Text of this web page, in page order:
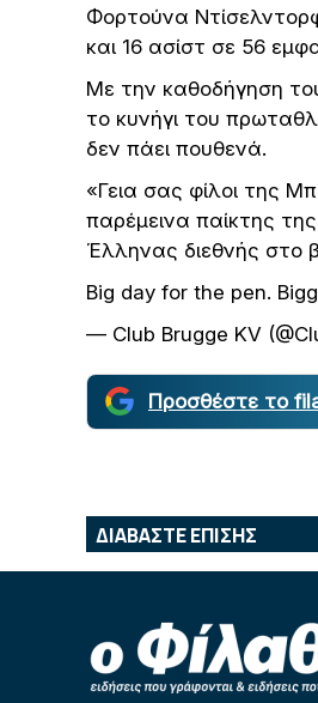
Φορτούνα
και 16 ασίστ σε 56
Με την καθοδήγηση
το κυνήγι του
δεν πάει πουθενά.
«Γεια σας φίλοι της
παρέμεινα παίκτης
Έλληνας διεθνής στο
Big day for the pen.
— Club Brugge KV
Προσθέστε το
ΔΙΑΒΑΣΤΕ ΕΠΙΣΗΣ